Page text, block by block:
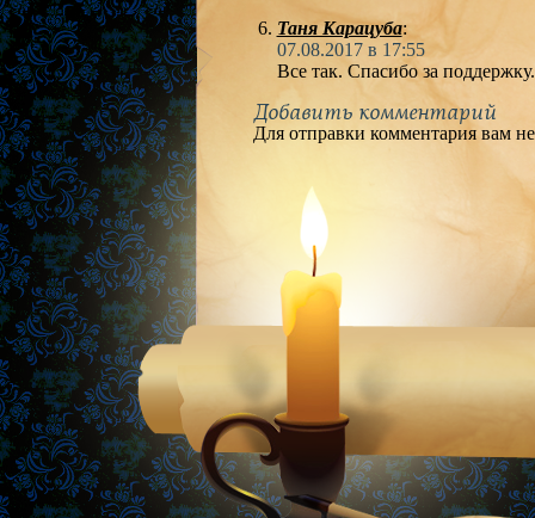
Таня Карацуба:
07.08.2017 в 17:55
Все так. Спасибо за поддержку.
Добавить комментарий
Для отправки комментария вам